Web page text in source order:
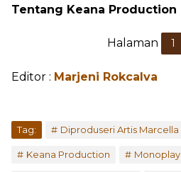
Tentang Keana Production
Halaman 1
Editor : Marjeni Rokcalva
Tag: Diproduseri Artis Marcella
Keana Production